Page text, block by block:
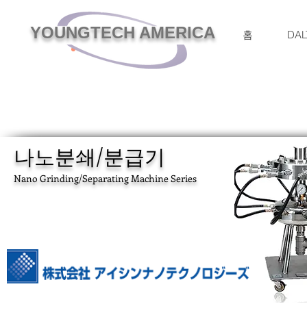
YOUNGTECH AMERICA 홈
나노분쇄/분급기
Nano Grinding/Separating Machine Series